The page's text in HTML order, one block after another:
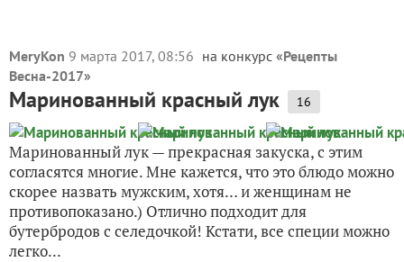
MeryKon 9 марта 2017, 08:56 на конкурс «Рецепты
Весна-2017»
Маринованный красный лук 16
Маринованный лук — прекрасная закуска, с этим
согласятся многие. Мне кажется, что это блюдо можно
скорее назвать мужским, хотя… и женщинам не
противопоказано.) Отлично подходит для
бутербродов с селедочкой! Кстати, все специи можно
легко...